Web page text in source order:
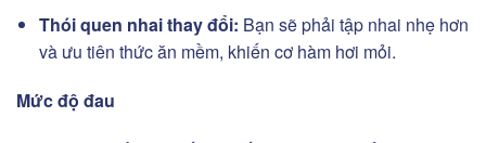
Thói quen nhai thay đổi: Bạn sẽ phải tập nhai nhẹ hơn
và ưu tiên thức ăn mềm, khiến cơ hàm hơi mỏi.
Mức độ đau